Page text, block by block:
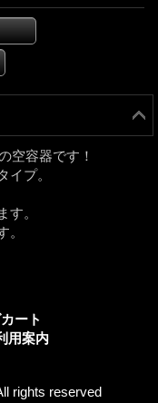
空容器です！
イプ。
す。
。
ート
用案内
rights reserved